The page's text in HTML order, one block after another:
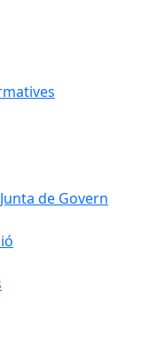
de Govern